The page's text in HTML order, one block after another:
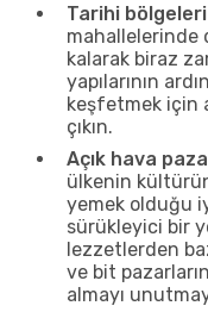
Tarihi
mahallelerinde
kalarak biraz
yapılarının
keşfetmek için
çıkın.
Açık hava
ülkenin
yemek olduğu
sürükleyici bir
lezzetlerden
ve bit
almayı